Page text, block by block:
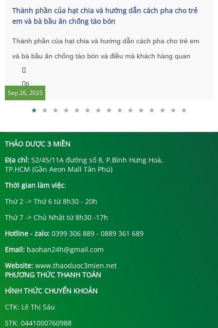
Sep 26, 2025
Thành phần của hạt chia và hướng dẫn cách pha cho trẻ
em và bà bầu ăn chống táo bón
Thành phần của hạt chia và hướng dẫn cách pha cho trẻ em
và bà bầu ăn chống táo bón và điều mà khách hàng quan
tâm tới sức khoẻ nhất là mẹ bầu. sau đây là một số thông tin
chính các bà các mẹ tham khảo.
0
THẢO DƯỢC 3 MIỀN
Địa chỉ: 52/45/11A đường số 8, P.Bình Hưng Hoà,
TP.HCM (Gần Aeon Mall Tân Phú)
Thời gian làm việc:
Thứ 2 -> Thứ 6 từ 8h30 - 20h
Thứ 7 -> Chủ Nhật từ 8h30 -17h
Hotline - zalo: 0399 306 889 - 0889 361 689
Email: baohan24h@gmail.com
Website: www.thaoduoc3mien.net
PHƯƠNG THỨC THANH TOÁN
HÌNH THỨC CHUYỂN KHOẢN
CTK: Lê Thị Sáu
STK: 0441000760988